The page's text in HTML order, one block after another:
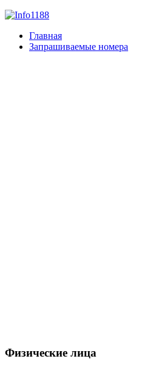
Главная
Запрашиваемые номера
Физические лица